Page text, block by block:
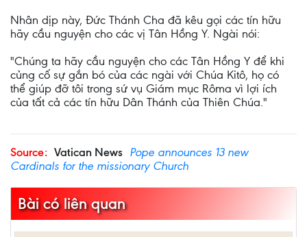
Nhân dịp này, Đức Thánh Cha đã kêu gọi các tín hữu
hãy cầu nguyện cho các vị Tân Hồng Y. Ngài nói:
"Chúng ta hãy cầu nguyện cho các Tân Hồng Y để khi
củng cố sự gắn bó của các ngài với Chúa Kitô, họ có
thể giúp đỡ tôi trong sứ vụ Giám mục Rôma vì lợi ích
của tất cả các tín hữu Dân Thánh của Thiên Chúa."
Source: Vatican News Pope announces 13 new
Cardinals for the missionary Church
Bài có liên quan